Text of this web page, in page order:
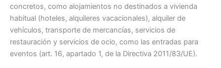
concretos, como alojamientos no destinados a vivienda
habitual (hoteles, alquileres vacacionales), alquiler de
vehículos, transporte de mercancías, servicios de
restauración y servicios de ocio, como las entradas para
eventos (art. 16, apartado 1, de la Directiva 2011/83/UE).